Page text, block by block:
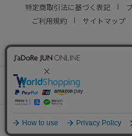
0
特定商取引法に基づく表記
ご利用規約
サイトマップ
© JUN CO.,LTD.
店舗在庫
をみる
この商品は